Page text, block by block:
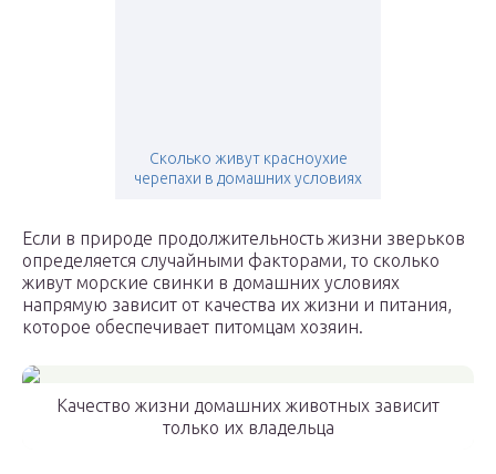
Сколько живут красноухие
черепахи в домашних условиях
Если в природе продолжительность жизни зверьков
определяется случайными факторами, то сколько
живут морские свинки в домашних условиях
напрямую зависит от качества их жизни и питания,
которое обеспечивает питомцам хозяин.
Качество жизни домашних животных зависит
только их владельца